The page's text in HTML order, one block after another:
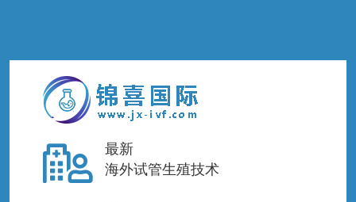
最新
海外试管生殖技术